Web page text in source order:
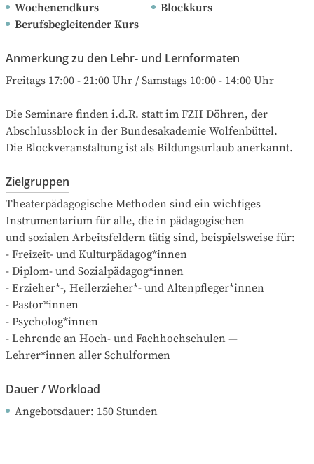
Wochenendkurs
Blockkurs
Berufsbegleitender Kurs
Anmerkung zu den Lehr- und Lernformaten
Freitags 17:00 - 21:00 Uhr / Samstags 10:00 - 14:00 Uhr
Die Seminare finden i.d.R. statt im FZH Döhren, der
Abschlussblock in der Bundesakademie Wolfenbüttel.
Die Blockveranstaltung ist als Bildungsurlaub anerkannt.
Zielgruppen
Theaterpädagogische Methoden sind ein wichtiges
Instrumentarium für alle, die in pädagogischen
und sozialen Arbeitsfeldern tätig sind, beispielsweise für:
- Freizeit- und Kulturpädagog*innen
- Diplom- und Sozialpädagog*innen
- Erzieher*-, Heilerzieher*- und Altenpfleger*innen
- Pastor*innen
- Psycholog*innen
- Lehrende an Hoch- und Fachhochschulen —
Lehrer*innen aller Schulformen
Dauer / Workload
Angebotsdauer: 150 Stunden